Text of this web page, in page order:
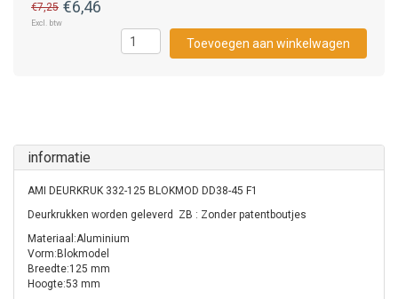
€7,25 €6,46
Excl. btw
Toevoegen aan winkelwagen
informatie
AMI DEURKRUK 332-125 BLOKMOD DD38-45 F1
Deurkrukken worden geleverd ZB : Zonder patentboutjes
Materiaal:Aluminium
Vorm:Blokmodel
Breedte:125 mm
Hoogte:53 mm